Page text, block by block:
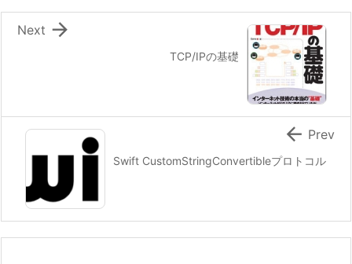
TCP/IPの基礎

Next
Swift CustomStringConvertibleプロトコル
 Prev